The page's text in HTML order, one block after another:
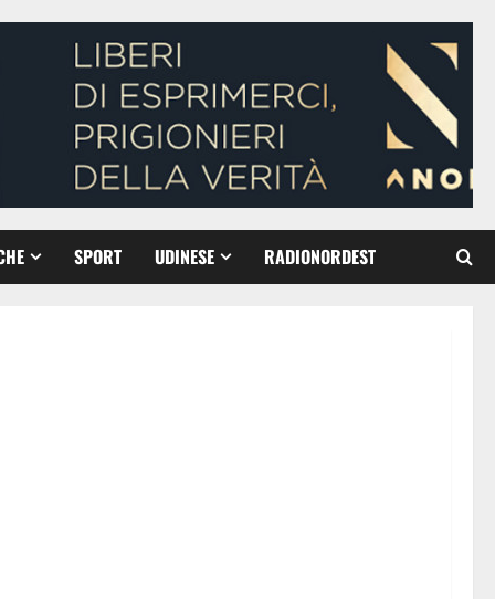
SPORT UDINESE RADIONORDEST